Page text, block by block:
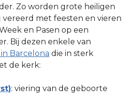
Zo worden grote heiligen
met feesten en vieren
en Pasen op een
Bij dezen enkele van
Barcelona die in sterk
de kerk:
: viering van de geboorte